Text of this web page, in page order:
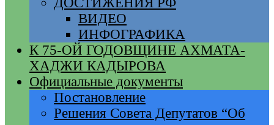
ВИДЕО
ИНФОГРАФИКА
К 75-ОЙ ГОДОВЩИНЕ АХМАТА-
ХАДЖИ КАДЫРОВА
Официальные документы
Постановление
Решения Совета Депутатов “Об